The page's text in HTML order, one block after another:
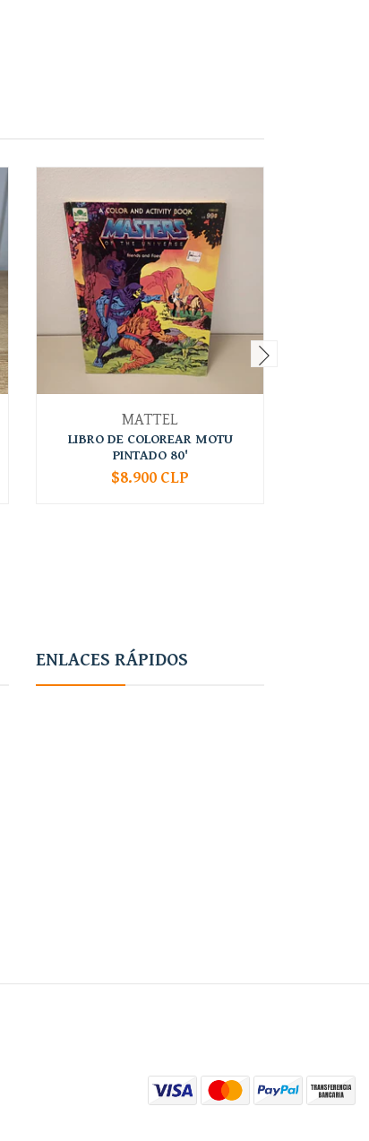
MATTEL
LIBRO DE COLOREAR MOTU
PINTADO 80'
+
$8.900 CLP
ENLACES RÁPIDOS